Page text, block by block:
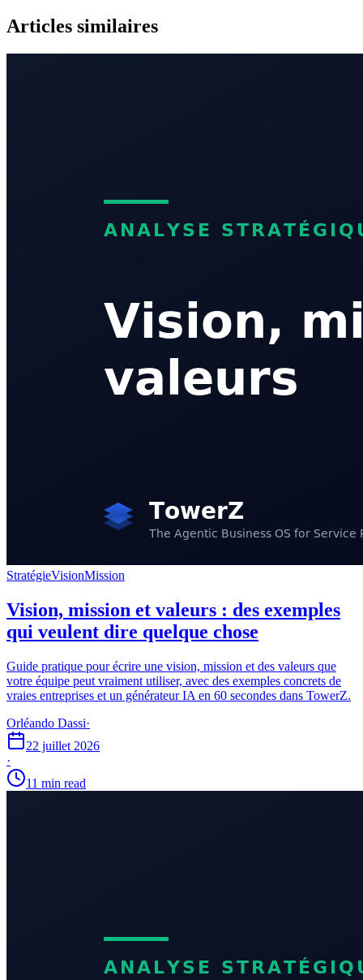
Articles similaires
StratégieVisionMission
Vision, mission et valeurs : des exemples
qui veulent dire quelque chose
Guide pratique pour écrire une vision, mission et des valeurs que
votre équipe peut vraiment utiliser, avec des exemples concrets de
vraies entreprises et un générateur IA en 60 secondes dans TowerZ.
Orléando Dassi·
22 juillet 2026
·
11 min read